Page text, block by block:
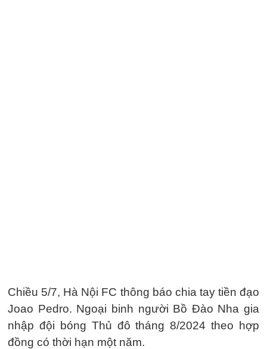
Chiều 5/7, Hà Nội FC thông báo chia tay tiền đạo
Joao Pedro. Ngoại binh người Bồ Đào Nha gia
nhập đội bóng Thủ đô tháng 8/2024 theo hợp
đồng có thời hạn một năm.